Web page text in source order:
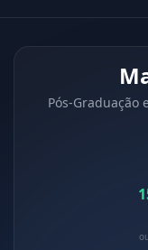
Pós-Graduação